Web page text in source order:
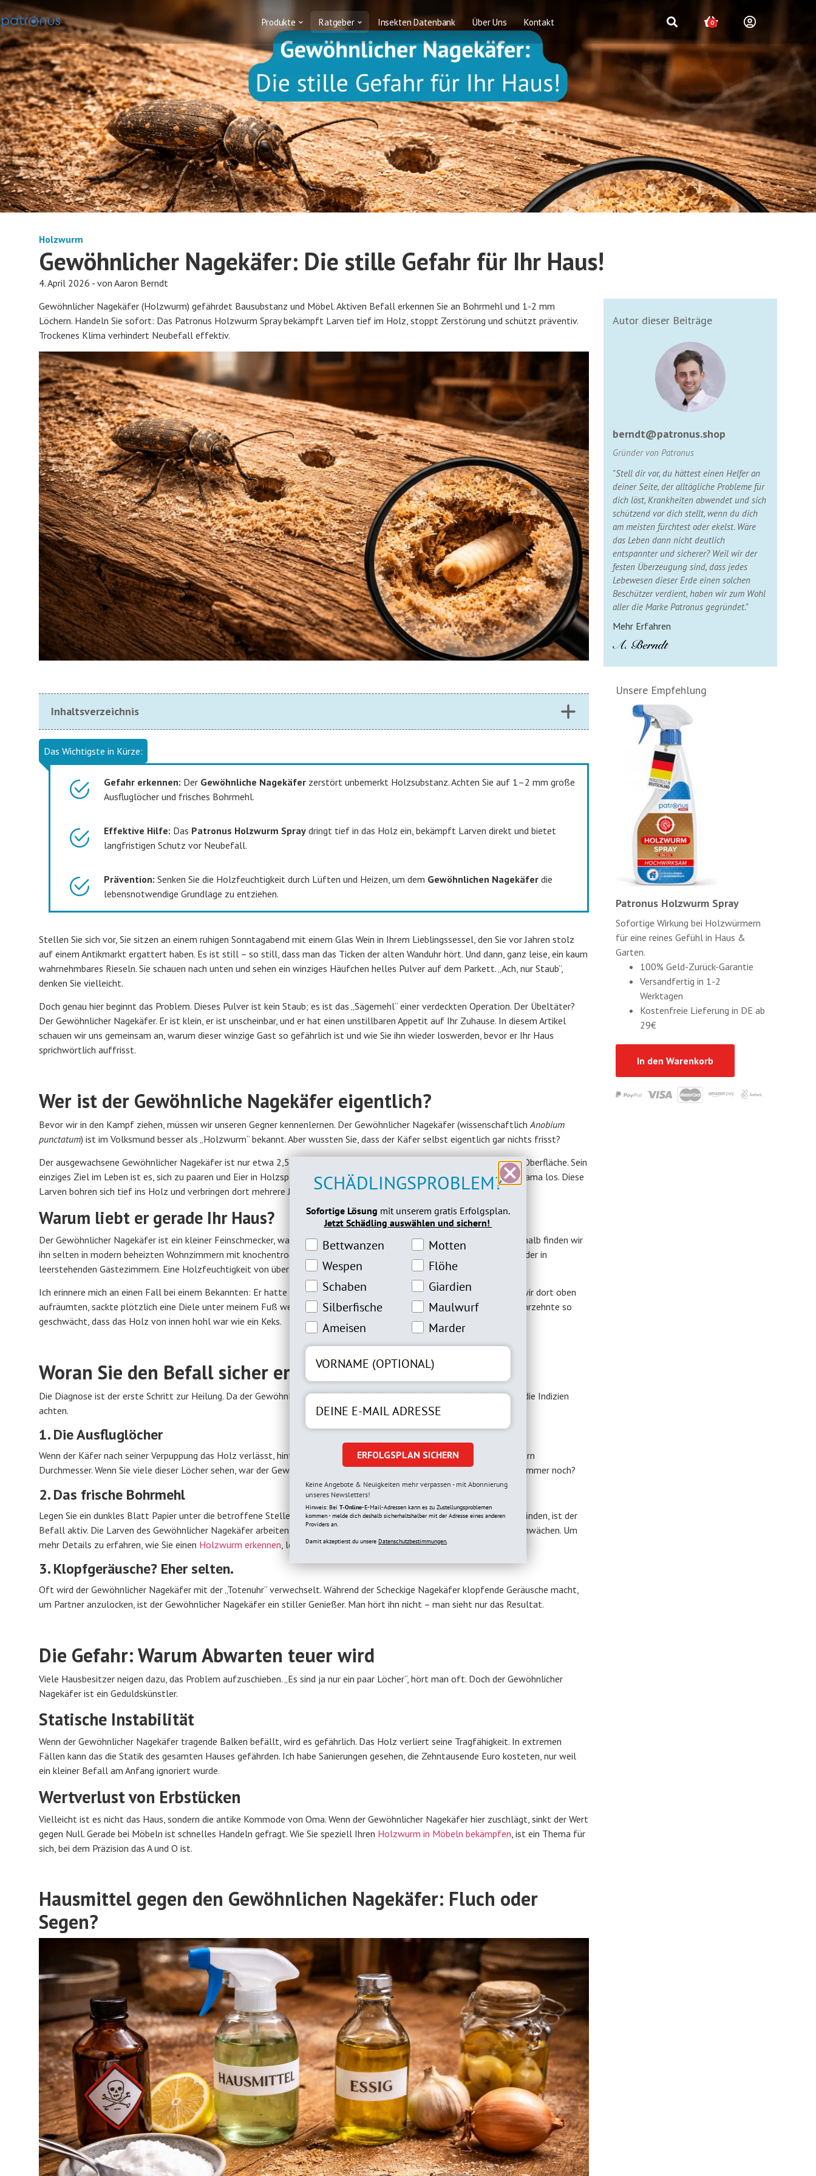
Produkte Ratgeber Insekten Datenbank Über Uns Kontakt 0
Holzwurm
Gewöhnlicher Nagekäfer: Die stille Gefahr für Ihr Haus!
4. April 2026 - von Aaron Berndt
Gewöhnlicher Nagekäfer (Holzwurm) gefährdet Bausubstanz und Möbel. Aktiven Befall erkennen Sie an Bohrmehl und 1-2 mm
Löchern. Handeln Sie sofort: Das Patronus Holzwurm Spray bekämpft Larven tief im Holz, stoppt Zerstörung und schützt präventiv.
Trockenes Klima verhindert Neubefall effektiv.
Inhaltsverzeichnis
Das Wichtigste in Kürze:
Gefahr erkennen: Der Gewöhnliche Nagekäferzerstört unbemerkt Holzsubstanz. Achten Sie auf 1–2 mm große
Ausfluglöcher und frisches Bohrmehl.
Effektive Hilfe: Das Patronus Holzwurm Spraydringt tief in das Holz ein, bekämpft Larven direkt und bietet
langfristigen Schutz vor Neubefall.
Prävention: Senken Sie die Holzfeuchtigkeit durch Lüften und Heizen, um dem Gewöhnlichen Nagekäferdie
lebensnotwendige Grundlage zu entziehen.
Stellen Sie sich vor, Sie sitzen an einem ruhigen Sonntagabend mit einem Glas Wein in Ihrem Lieblingssessel, den Sie vor Jahren stolz
auf einem Antikmarkt ergattert haben. Es ist still – so still, dass man das Ticken der alten Wanduhr hört. Und dann, ganz leise, ein kaum
wahrnehmbares Rieseln. Sie schauen nach unten und sehen ein winziges Häufchen helles Pulver auf dem Parkett. „Ach, nur Staub“,
denken Sie vielleicht.
Doch genau hier beginnt das Problem. Dieses Pulver ist kein Staub; es ist das „Sägemehl“ einer verdeckten Operation. Der Übeltäter?
Der Gewöhnlicher Nagekäfer. Er ist klein, er ist unscheinbar, und er hat einen unstillbaren Appetit auf Ihr Zuhause. In diesem Artikel
schauen wir uns gemeinsam an, warum dieser winzige Gast so gefährlich ist und wie Sie ihn wieder loswerden, bevor er Ihr Haus
sprichwörtlich auffrisst.
Wer ist der Gewöhnliche Nagekäfer eigentlich?
Bevor wir in den Kampf ziehen, müssen wir unseren Gegner kennenlernen. Der Gewöhnlicher Nagekäfer (wissenschaftlich Anobium
punctatum) ist im Volksmund besser als „Holzwurm“ bekannt. Aber wussten Sie, dass der Käfer selbst eigentlich gar nichts frisst?
Der ausgewachsene Gewöhnlicher Nagekäfer ist nur etwa 2,5 bis 5 Millimeter groß, braun und hat eine leicht behaarte Oberfläche. Sein
einziges Ziel im Leben ist es, sich zu paaren und Eier in Holzspalten abzulegen. Sobald die Larven schlüpfen, geht das Drama los. Diese
Larven bohren sich tief ins Holz und verbringen dort mehrere Jahre damit, Gänge zu fressen.
Warum liebt er gerade Ihr Haus?
Der Gewöhnlicher Nagekäfer ist ein kleiner Feinschmecker, was das Klima angeht. Er liebt es kühl und leicht feucht. Deshalb finden wir
ihn selten in modern beheizten Wohnzimmern mit knochentrockener Luft, sondern eher im Keller, auf dem Dachboden oder in
leerstehenden Gästezimmern. Eine Holzfeuchtigkeit von über 10-12 % ist für ihn wie ein Buffet im Luxushotel.
Ich erinnere mich an einen Fall bei einem Bekannten: Er hatte einen alten Dachstuhl, der jahrelang ungenutzt blieb. Als wir dort oben
aufräumten, sackte plötzlich eine Diele unter meinem Fuß weg. Der Gewöhnlicher Nagekäfer hatte die Struktur über Jahrzehnte so
geschwächt, dass das Holz von innen hohl war wie ein Keks.
Woran Sie den Befall sicher erkennen
Die Diagnose ist der erste Schritt zur Heilung. Da der Gewöhnlicher Nagekäfer im Verborgenen arbeitet, müssen wir auf die Indizien
achten.
1. Die Ausfluglöcher
Wenn der Käfer nach seiner Verpuppung das Holz verlässt, hinterlässt er ein kreisrundes Loch von etwa 1 bis 2 Millimetern
Durchmesser. Wenn Sie viele dieser Löcher sehen, war der Gewöhnlicher Nagekäfer definitiv aktiv. Die Frage ist: Ist er es immer noch?
2. Das frische Bohrmehl
Legen Sie ein dunkles Blatt Papier unter die betroffene Stelle. Wenn Sie nach ein paar Tagen helles, feines Mehl darauf finden, ist der
Befall aktiv. Die Larven des Gewöhnlicher Nagekäfer arbeiten gerade in diesem Moment hart daran, Ihre Substanz zu schwächen. Um
mehr Details zu erfahren, wie Sie einen Holzwurm erkennen , lohnt sich ein tieferer Blick in unsere Experten-Checkliste.
3. Klopfgeräusche? Eher selten.
Oft wird der Gewöhnlicher Nagekäfer mit der „Totenuhr“ verwechselt. Während der Scheckige Nagekäfer klopfende Geräusche macht,
um Partner anzulocken, ist der Gewöhnlicher Nagekäfer ein stiller Genießer. Man hört ihn nicht – man sieht nur das Resultat.
Die Gefahr: Warum Abwarten teuer wird
Viele Hausbesitzer neigen dazu, das Problem aufzuschieben. „Es sind ja nur ein paar Löcher“, hört man oft. Doch der Gewöhnlicher
Nagekäfer ist ein Geduldskünstler.
Statische Instabilität
Wenn der Gewöhnlicher Nagekäfer tragende Balken befällt, wird es gefährlich. Das Holz verliert seine Tragfähigkeit. In extremen
Fällen kann das die Statik des gesamten Hauses gefährden. Ich habe Sanierungen gesehen, die Zehntausende Euro kosteten, nur weil
ein kleiner Befall am Anfang ignoriert wurde.
Wertverlust von Erbstücken
Vielleicht ist es nicht das Haus, sondern die antike Kommode von Oma. Wenn der Gewöhnlicher Nagekäfer hier zuschlägt, sinkt der Wert
gegen Null. Gerade bei Möbeln ist schnelles Handeln gefragt. Wie Sie speziell Ihren Holzwurm in Möbeln bekämpfen , ist ein Thema für
sich, bei dem Präzision das A und O ist.
Hausmittel gegen den Gewöhnlichen Nagekäfer: Fluch oder
Segen?
Autor dieser Beiträge
berndt@patronus.shop
Gründer von Patronus
"Stell dir vor, du hättest einen Helfer an
deiner Seite, der alltägliche Probleme für
dich löst, Krankheiten abwendet und sich
schützend vor dich stellt, wenn du dich
am meisten fürchtest oder ekelst. Wäre
das Leben dann nicht deutlich
entspannter und sicherer? Weil wir der
festen Überzeugung sind, dass jedes
Lebewesen dieser Erde einen solchen
Beschützer verdient, haben wir zum Wohl
aller die Marke Patronus gegründet."
Mehr Erfahren
Unsere Empfehlung
Patronus Holzwurm Spray
Sofortige Wirkung bei Holzwürmern
für eine reines Gefühl in Haus &
Garten.
100% Geld-Zurück-Garantie
Versandfertig in 1-2
Werktagen
Kostenfreie Lieferung in DE ab
29€
In den Warenkorb
SCHÄDLINGSPROBLEM?
Sofortige Lösung mit unserem gratis Erfolgsplan.
Jetzt Schädling auswählen und sichern!
Bettwanzeninteresse
Bettwanzen Motteninteresse
Motten
Wespeninteresse
Wespen Flöheinteresse
Flöhe
Schabeninteresse
Schaben Giardien Interesse
Giardien
Silberfische Interesse
Silberfische Maulwurfinteresse
Maulwurf
Ameiseninteresse
Ameisen Marderinteresse
Marder
ERFOLGSPLAN SICHERN
Keine Angebote & Neuigkeiten mehr verpassen - mit Abonnierung
unseres Newsletters!
Hinweis: Bei T-Online-E-Mail-Adressen kann es zu Zustellungsproblemen
kommen - melde dich deshalb sicherhaltshalber mit der Adresse eines anderen
Providers an.
Damit akzeptierst du unsere Datenschutzbestimmungen.